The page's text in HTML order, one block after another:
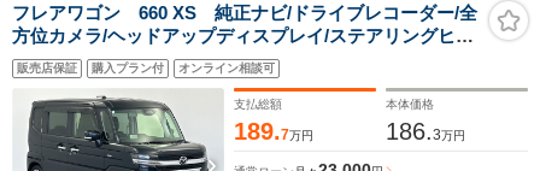
フレアワゴン 660 XS 純正ナビ/ドライブレコーダー/全
方位カメラ/ヘッドアップディスプレイ/ステアリングヒー
ター/シートヒーター/シーケンシャルウインカー/両側パワ
ースライドドア/衝突軽減ブレーキ/純正フロアマッ
ト/USB
販売店保証 購入プラン付 オンライン相談可
支払総額
189.7万円
本体価格
186.3万円